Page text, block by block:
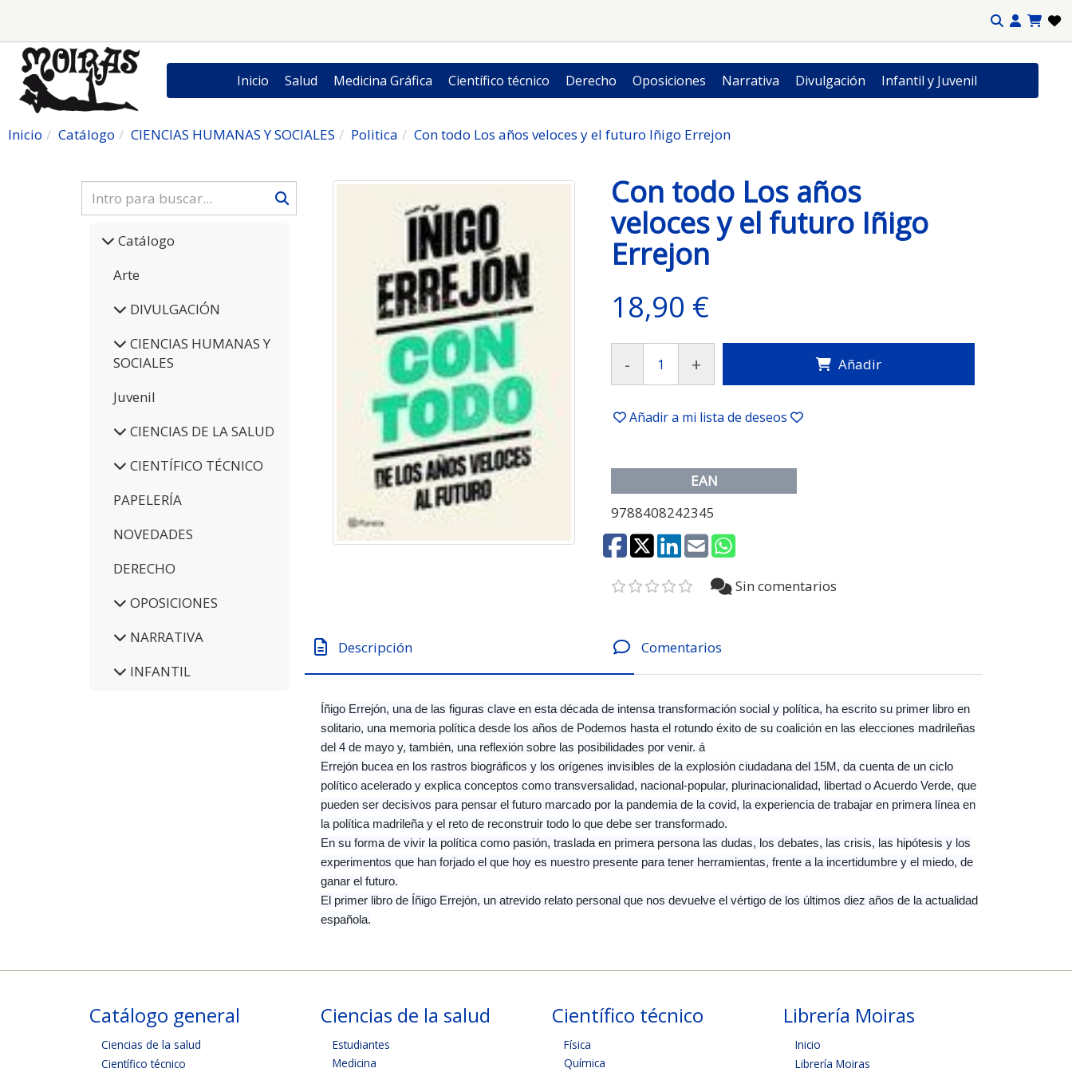
Inicio Salud Medicina Gráfica Científico técnico Derecho Oposiciones Narrativa Divulgación Infantil y Juvenil
Inicio Catálogo CIENCIAS HUMANAS Y SOCIALES Politica Con todo Los años veloces y el futuro Iñigo Errejon
Catálogo
Arte
DIVULGACIÓN
CIENCIAS HUMANAS Y
SOCIALES
Juvenil
CIENCIAS DE LA SALUD
CIENTÍFICO TÉCNICO
PAPELERÍA
NOVEDADES
DERECHO
OPOSICIONES
NARRATIVA
INFANTIL
Con todo Los años
veloces y el futuro Iñigo
Errejon
18,90 €
- + Añadir
Añadir a mi lista de deseos
EAN
9788408242345
Sin comentarios
Descripción Comentarios
Íñigo Errejón, una de las figuras clave en esta década de intensa transformación social y política, ha escrito su primer libro en
solitario, una memoria política desde los años de Podemos hasta el rotundo éxito de su coalición en las elecciones madrileñas
del 4 de mayo y, también, una reflexión sobre las posibilidades por venir. á
Errejón bucea en los rastros biográficos y los orígenes invisibles de la explosión ciudadana del 15M, da cuenta de un ciclo
político acelerado y explica conceptos como transversalidad, nacional-popular, plurinacionalidad, libertad o Acuerdo Verde, que
pueden ser decisivos para pensar el futuro marcado por la pandemia de la covid, la experiencia de trabajar en primera línea en
la política madrileña y el reto de reconstruir todo lo que debe ser transformado.
En su forma de vivir la política como pasión, traslada en primera persona las dudas, los debates, las crisis, las hipótesis y los
experimentos que han forjado el que hoy es nuestro presente para tener herramientas, frente a la incertidumbre y el miedo, de
ganar el futuro.
El primer libro de Íñigo Errejón, un atrevido relato personal que nos devuelve el vértigo de los últimos diez años de la actualidad
española.
Catálogo general
Ciencias de la salud
Científico técnico
Ciencias de la salud
Estudiantes
Medicina
Científico técnico
Física
Química
Librería Moiras
Inicio
Librería Moiras